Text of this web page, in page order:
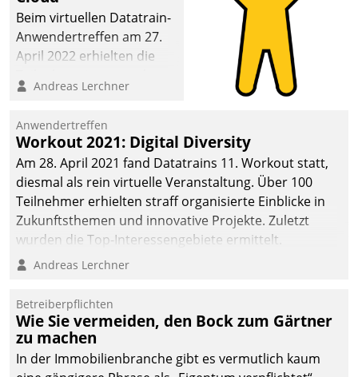
Beim virtuellen Datatrain-
Anwendertreffen am 27.
April 2022 erhielten die
Teilnehmer kurzweilige
Cloud-Strategien und -
Lösungen mit hohem
Zukunftspotenzial.
Andreas Lerchner
Anwendertreffen
Workout 2021: Digital Diversity
Am 28. April 2021 fand Datatrains 11. Workout statt,
diesmal als rein virtuelle Veranstaltung. Über 100
Teilnehmer erhielten straff organisierte Einblicke in
Zukunftsthemen und innovative Projekte. Zuletzt
wurden die Top-Interessengebiete ermittelt.
Andreas Lerchner
Betreiberpflichten
Wie Sie vermeiden, den Bock zum Gärtner
zu machen
In der Immobilienbranche gibt es vermutlich kaum